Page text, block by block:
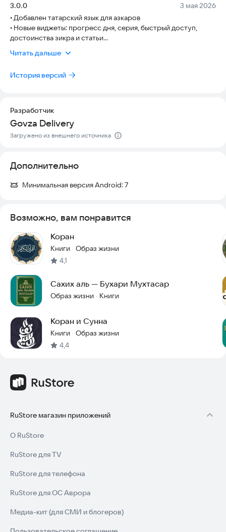
Версия:
3.0.0 Дата:
3 мая 2026
• Добавлен татарский язык для азкаров
• Новые виджеты: прогресс дня, серия, быстрый доступ,
достоинства зикра и статьи
изображения с выбором фона
• Исправлена проблема отображения арабского текста на
Читать дальше
История версий
Разработчик
Govza Delivery
Загружено из внешнего источника
Дополнительно
Минимальная версия Android:7
Возможно, вам понравится
Коран
Книги · Образ жизни
4,1
Сахих аль — Бухари Мухтасар
Образ жизни · Книги
Коран и Сунна
Книги · Образ жизни
4,4
RuStore магазин приложений
О RuStore
RuStore для TV
RuStore для телефона
RuStore для ОС Аврора
Медиа-кит (для СМИ и блогеров)